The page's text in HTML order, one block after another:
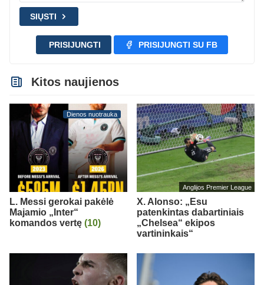
SIŲSTI
PRISIJUNGTI PRISIJUNGTI SU FB
Kitos naujienos
Dienos nuotrauka
L. Messi gerokai pakėlė
Majamio „Inter“
komandos vertę (10)
Anglijos Premier League
X. Alonso: „Esu
patenkintas dabartiniais
„Chelsea“ ekipos
vartininkais“